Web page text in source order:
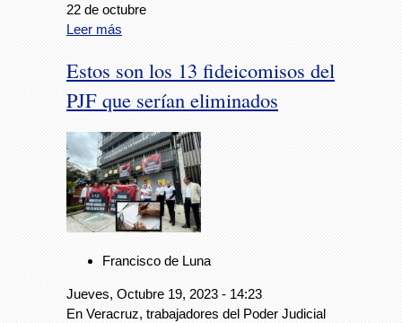
22 de octubre
Leer más
Estos son los 13 fideicomisos del
PJF que serían eliminados
Francisco de Luna
Jueves, Octubre 19, 2023 - 14:23
En Veracruz, trabajadores del Poder Judicial